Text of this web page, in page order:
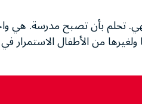
وأصدقائها والطهي. تحلم بأن تصبح
من الأطفال الاستمرار في